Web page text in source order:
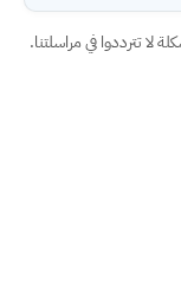
تترددوا في مراسلتنا.